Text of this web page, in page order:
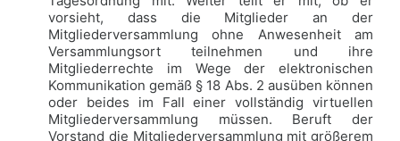
vorsieht, dass die Mitglieder an der
Mitgliederversammlung ohne Anwesenheit am
Versammlungsort teilnehmen und ihre
Mitgliederrechte im Wege der elektronischen
Kommunikation gemäß § 18 Abs. 2 ausüben können
oder beides im Fall einer vollständig virtuellen
Mitgliederversammlung müssen. Beruft der
Vorstand die Mitgliederversammlung mit größerem